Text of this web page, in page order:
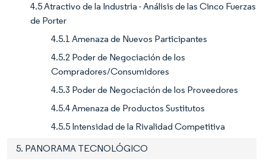
4.5 Atractivo de la Industria - Análisis de las Cinco Fuerzas
de Porter
4.5.1 Amenaza de Nuevos Participantes
4.5.2 Poder de Negociación de los
Compradores/Consumidores
4.5.3 Poder de Negociación de los Proveedores
4.5.4 Amenaza de Productos Sustitutos
4.5.5 Intensidad de la Rivalidad Competitiva
5. PANORAMA TECNOLÓGICO